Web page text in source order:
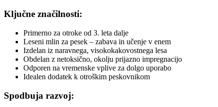
Ključne značilnosti:
Primerno za otroke od 3. leta dalje
Leseni mlin za pesek – zabava in učenje v enem
Izdelan iz naravnega, visokokakovostnega lesa
Obdelan z netoksično, okolju prijazno impregnacijo
Odporen na vremenske vplive za dolgo uporabo
Idealen dodatek k otroškim peskovnikom
Spodbuja razvoj: